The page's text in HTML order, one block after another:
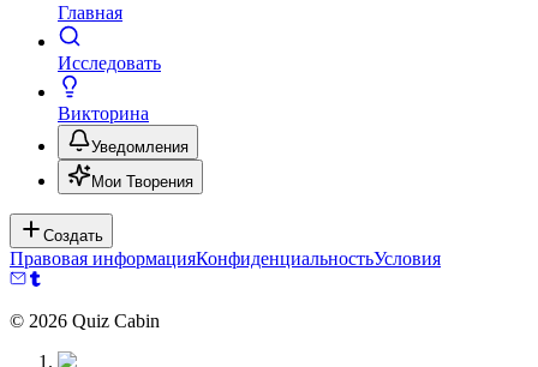
Главная
Исследовать
Викторина
Уведомления
Мои Творения
Создать
Правовая информацияКонфиденциальностьУсловия
© 2026 Quiz Cabin